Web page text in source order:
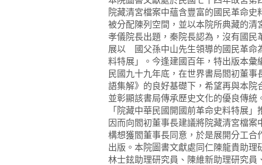
院藏清宮檔案中蘊含豐富的國民革命
被分配陳列空間，並以本院所典藏的
孝儀院長出題，秦院長認為，沒有國
展以 國父孫中山先生領導的國民革命
料特展」。今逢建國百年，特出版本彙
民國九十九年底，在世界書局閻初董
語集解》的良好基礎下，希望再與本
並彰顯該書局傳承歷史文化的優良傳
「院藏中華民國開國前革命史料特展
因而向閻初董事長建議將院藏清宮檔
構想獲閻董事長同意，於是展開分工
出版。本院圖書文獻處同仁陳龍貴助
林士鉉助理研究員、陳維新助理研究